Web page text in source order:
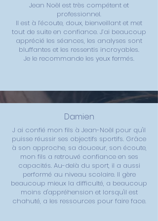
Jean Noël est très compétent et
professionnel.
Il est à l’écoute, doux, bienveillant et met
tout de suite en confiance. J’ai beaucoup
apprécié les séances, les analyses sont
bluffantes et les ressentis incroyables.
Je le recommande les yeux fermés.
Damien
J ai confié mon fils à Jean-Noël pour qu'il
puisse réussir ses objectifs sportifs. Grâce
à son approche, sa douceur, son écoute,
mon fils a retrouvé confiance en ses
capacités. Au-delà du sport, il a aussi
performé au niveau scolaire. Il gère
beaucoup mieux la difficulté, a beaucoup
moins d'appréhension et lorsqu'il est
chahuté, a les ressources pour faire face.